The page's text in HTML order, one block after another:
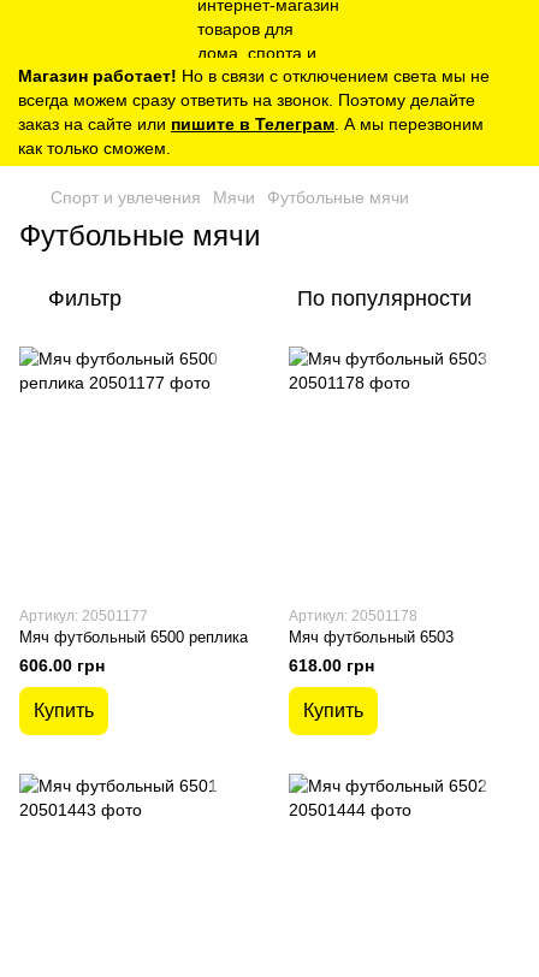
Магазин работает! Но в связи с отключением света мы не
всегда можем сразу ответить на звонок. Поэтому делайте
заказ на сайте или пишите в Телеграм . А мы перезвоним
как только сможем.
Спорт и увлечения Мячи Футбольные мячи
Футбольные мячи
Фильтр По популярности
Артикул: 20501177
Мяч футбольный 6500 реплика
606.00 грн
Купить
Артикул: 20501178
Мяч футбольный 6503
618.00 грн
Купить